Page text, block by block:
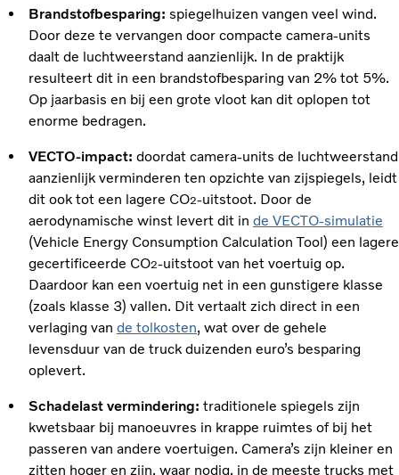
Brandstofbesparing: spiegelhuizen vangen veel wind.
Door deze te vervangen door compacte camera-units
daalt de luchtweerstand aanzienlijk. In de praktijk
resulteert dit in een brandstofbesparing van 2% tot 5%.
Op jaarbasis en bij een grote vloot kan dit oplopen tot
enorme bedragen.
VECTO-impact: doordat camera-units de luchtweerstand
aanzienlijk verminderen ten opzichte van zijspiegels, leidt
dit ook tot een lagere CO2-uitstoot. Door de
aerodynamische winst levert dit in de VECTO-simulatie
(Vehicle Energy Consumption Calculation Tool) een lagere
gecertificeerde CO2-uitstoot van het voertuig op.
Daardoor kan een voertuig net in een gunstigere klasse
(zoals klasse 3) vallen. Dit vertaalt zich direct in een
verlaging van de tolkosten, wat over de gehele
levensduur van de truck duizenden euro’s besparing
oplevert.
Schadelast vermindering: traditionele spiegels zijn
kwetsbaar bij manoeuvres in krappe ruimtes of bij het
passeren van andere voertuigen. Camera’s zijn kleiner en
zitten hoger en zijn, waar nodig, in de meeste trucks met